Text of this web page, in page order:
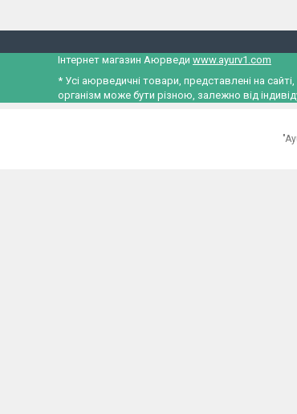
Інтернет магазин Аюрведи www.ayurv1.com
* Усі аюрведичні товари, представлені на
організм може бути різною, залежно від